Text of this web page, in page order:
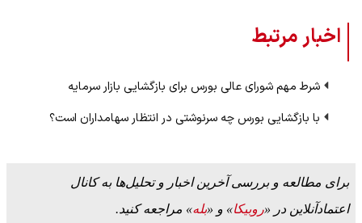
اخبار مرتبط
شرط مهم شورای عالی بورس برای بازگشایی بازار سرمایه
با بازگشایی بورس چه سرنوشتی در انتظار سهامداران است؟
برای مطالعه و بررسی آخرین اخبار و تحلیل‌ها به کانال
اعتمادآنلاین در «روبیکا» و «بله» مراجعه کنید.